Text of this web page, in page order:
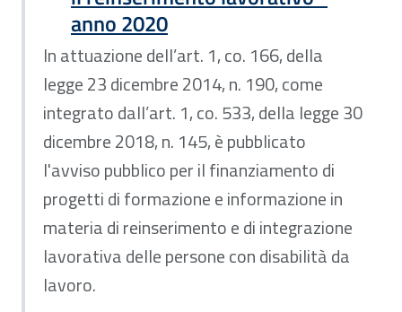
anno 2020
In attuazione dell’art. 1, co. 166, della
legge 23 dicembre 2014, n. 190, come
integrato dall’art. 1, co. 533, della legge 30
dicembre 2018, n. 145, è pubblicato
l'avviso pubblico per il finanziamento di
progetti di formazione e informazione in
materia di reinserimento e di integrazione
lavorativa delle persone con disabilità da
lavoro.